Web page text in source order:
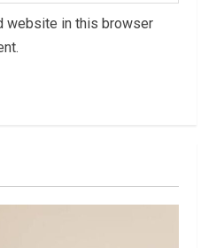
website in this browser